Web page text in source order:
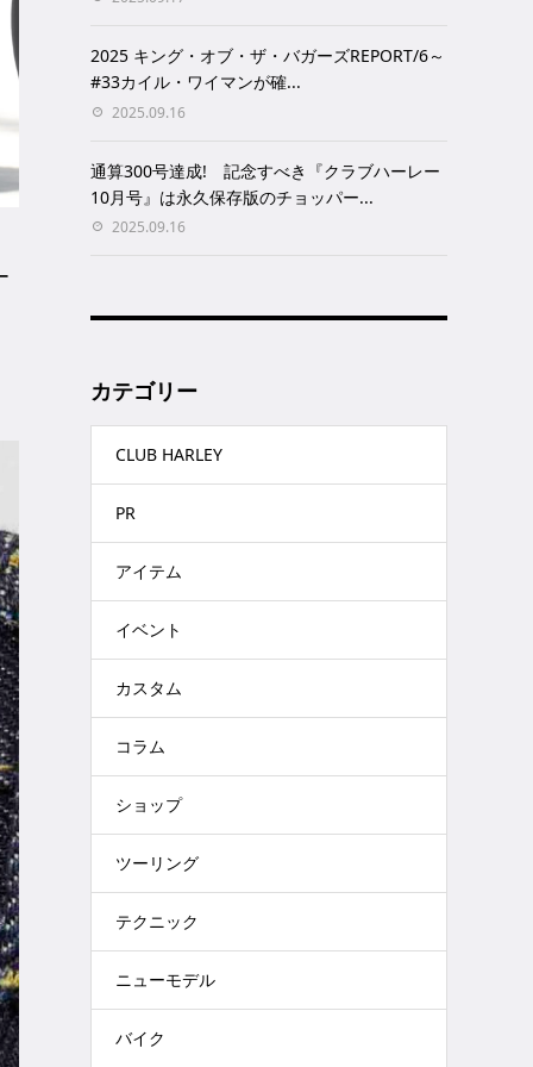
2025 キング・オブ・ザ・バガーズREPORT/6～
#33カイル・ワイマンが確...
2025.09.16
通算300号達成! 記念すべき『クラブハーレー
10月号』は永久保存版のチョッパー...
2025.09.16
カテゴリー
CLUB HARLEY
PR
アイテム
イベント
カスタム
コラム
ショップ
ツーリング
テクニック
ニューモデル
バイク